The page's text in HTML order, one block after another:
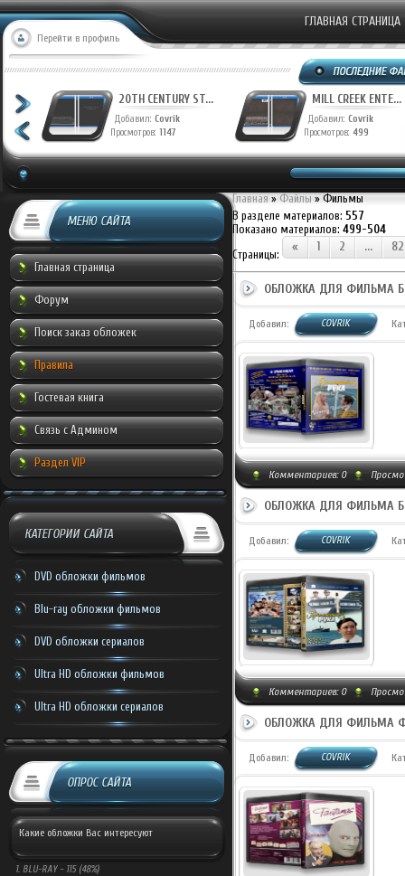
Перейти в профиль
ГЛАВНАЯ СТРАНИЦА
20TH CENTURY ST...
Добавил: Covrik
Просмотров: 1147
MILL CREEK ENTE...
Добавил: Covrik
Просмотров: 499
МЕНЮ САЙТА
Главная страница
Форум
Поиск заказ обложек
Правила
Гостевая книга
Связь с Админом
Раздел VIP
КАТЕГОРИИ САЙТА
DVD обложки фильмов
Blu-ray обложки фильмов
DVD обложки сериалов
Ultra HD обложки фильмов
Ultra HD обложки сериалов
ОПРОС САЙТА
Какие обложки Вас интересуют
1. BLU-RAY - 115 (48%)
Главная»Файлы» Фильмы
В разделе материалов: 557
Показано материалов: 499-504
Страницы:
« 1 2 ... 82
ОБЛОЖКА ДЛЯ ФИЛЬМА
Добавил: COVRIK
Комментариев: 0
ОБЛОЖКА ДЛЯ ФИЛЬМА
Добавил: COVRIK
Комментариев: 0
ОБЛОЖКА ДЛЯ ФИЛЬМА
Добавил: COVRIK